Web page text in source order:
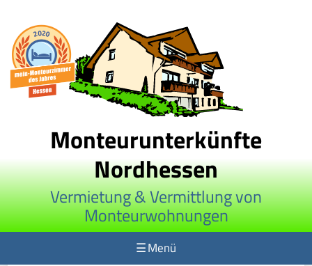
Monteurunterkünfte
Nordhessen
Vermietung & Vermittlung von
Monteurwohnungen
☰Menü